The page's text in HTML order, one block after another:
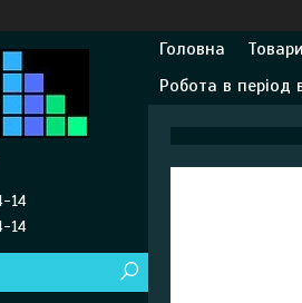
Головна
Робота в період
14
14